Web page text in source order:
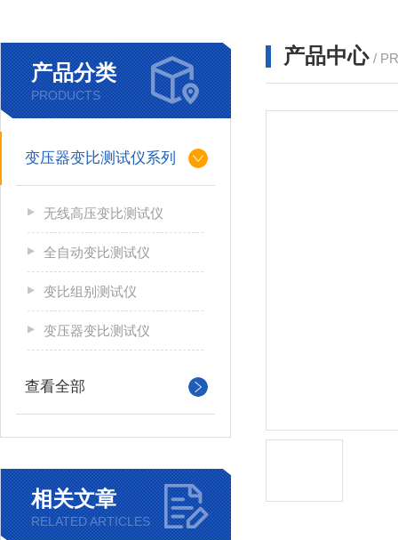
产品分类
PRODUCTS
变压器变比测试仪系列
无线高压变比测试仪
全自动变比测试仪
变比组别测试仪
变压器变比测试仪
查看全部
相关文章
RELATED ARTICLES
产品中心 /